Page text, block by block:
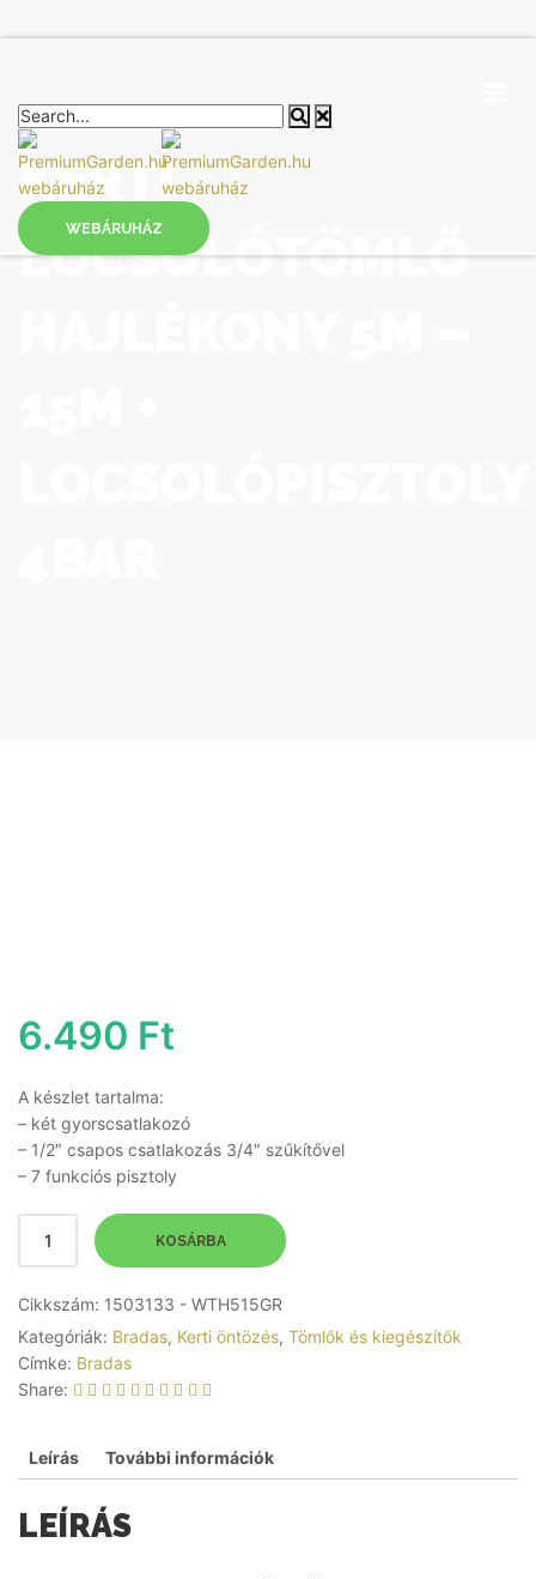
WEBÁRUHÁZ
KERTI
LOCSOLÓTÖMLŐ
6.490 Ft
A készlet tartalma:
– két gyorscsatlakozó
– 1/2″ csapos csatlakozás 3/4″ szűkítővel
– 7 funkciós pisztoly
KOSÁRBA
Cikkszám: 1503133 - WTH515GR
Kategóriák: Bradas, Kerti öntözés, Tömlők és kiegészítők
Címke: Bradas
Share:
Leírás További információk
LEÍRÁS